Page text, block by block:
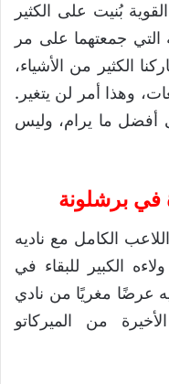
بُنيت على الكثير
جمعتهما على مر
الكثير من الأشياء،
وهذا أمر لن يتغير.
أفضل ما يرام، وليس
في برشلونة
الكامل مع ناديه
الكبير للبقاء في
عرضًا مغريًا من نادي
من الميركاتو